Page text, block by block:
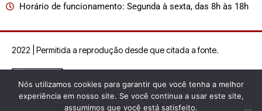
Horário de funcionamento: Segunda à sexta, das 8h às 18h
2022 | Permitida a reprodução desde que citada a fonte.
Nós utilizamos cookies para garantir que você tenha a melhor
experiência em nosso site. Se você continua a usar este site,
assumimos que você está satisfeito.